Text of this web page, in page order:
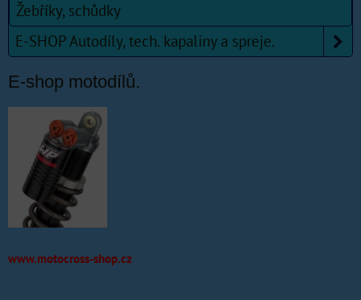
Žebříky, schůdky
E-SHOP Autodíly, tech. kapaliny a spreje.
E-shop motodílů.
www.motocross-shop.cz